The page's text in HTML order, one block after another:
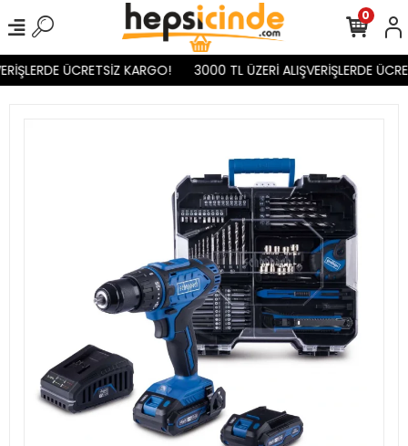
ÜCRETSİZ KARGO! 3000 TL ÜZERİ ALIŞVERİŞLERDE
0